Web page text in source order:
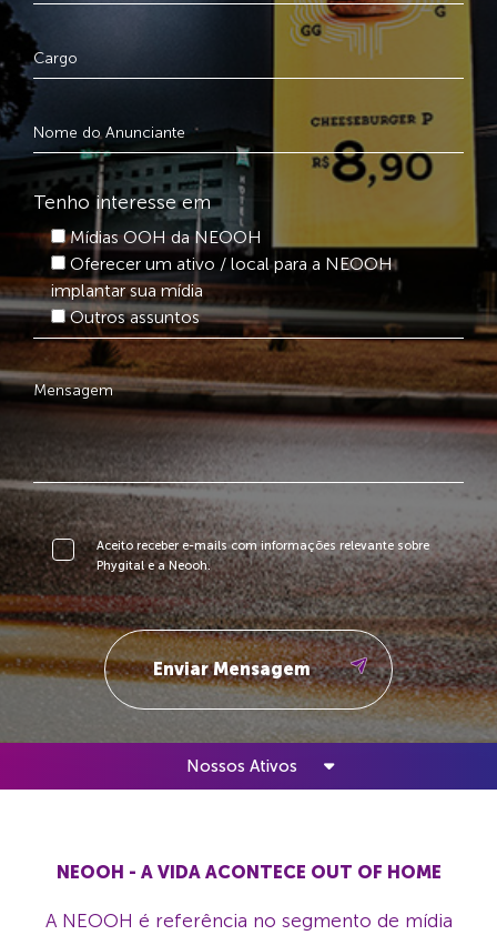
Tenho interesse em
Mídias OOH da NEOOH
Oferecer um ativo / local para a NEOOH
implantar sua mídia
Outros assuntos
Aceito receber e-mails com informações relevante sobre
Phygital e a Neooh.
Nossos Ativos
NEOOH - A VIDA ACONTECE OUT OF HOME
A NEOOH é referência no segmento de mídia